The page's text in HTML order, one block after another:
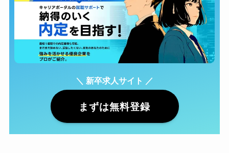
＼ 新卒求人サイト ／
まずは無料登録